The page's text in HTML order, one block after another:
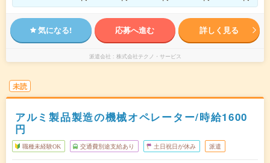
気になる! 応募へ進む 詳しく見る
派遣会社 株式会社テクノ・サービス
未読
アルミ製品製造の機械オペレーター/時給1600
円
職種未経験OK 交通費別途支給あり 土日祝日が休み 派遣